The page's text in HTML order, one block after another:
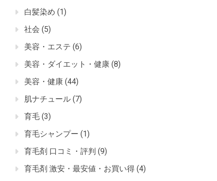
白髪染め (1)
社会 (5)
美容・エステ (6)
美容・ダイエット・健康 (8)
美容・健康 (44)
肌ナチュール (7)
育毛 (3)
育毛シャンプー (1)
育毛剤 口コミ・評判 (9)
育毛剤 激安・最安値・お買い得 (4)